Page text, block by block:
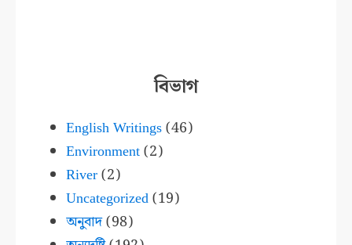
বিভাগ
English Writings(46)
Environment(2)
River(2)
Uncategorized(19)
অনুবাদ(98)